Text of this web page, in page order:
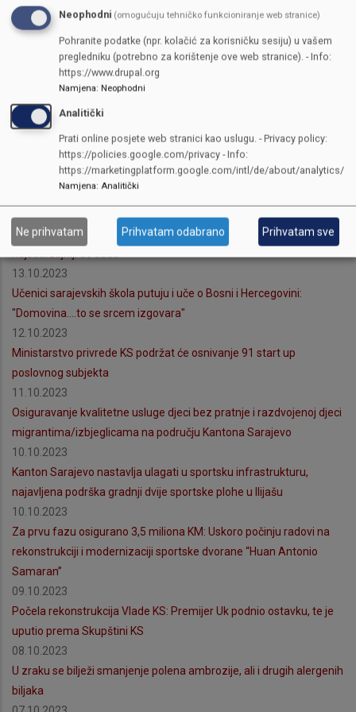
17.10.2023
Iz resornog kantonalnog ministarstva podsjećaju operatore na
obavezu mjerenja emisija iz postrojenja za sagorijevanje
16.10.2023
Za nastavnike Historije: Održana stručna edukacija o temi "Kako
poučavati o ratu 1992-1995. godine koristeći usmenu historiju"
16.10.2023
Ministarstvo za odgoj i obrazovanje KS o problemu u OŠ "Skender
Kulenović": Vrlo osjetljivo pitanje se mora rješavati na nivou
stručne zajednice
13.10.2023
U Skenderiji 02. novembra počinje Sajam bh. privrede,
najsadržajniji do sada
13.10.2023
Učenici sarajevskih škola putuju i uče o Bosni i Hercegovini:
"Domovina....to se srcem izgovara"
12.10.2023
Ministarstvo privrede KS podržat će osnivanje 91 start up
poslovnog subjekta
11.10.2023
Osiguravanje kvalitetne usluge djeci bez pratnje i razdvojenoj djeci
migrantima/izbjeglicama na području Kantona Sarajevo
10.10.2023
Kanton Sarajevo nastavlja ulagati u sportsku infrastrukturu,
najavljena podrška gradnji dvije sportske plohe u Ilijašu
10.10.2023
Za prvu fazu osigurano 3,5 miliona KM: Uskoro počinju radovi na
rekonstrukciji i modernizaciji sportske dvorane “Huan Antonio
Samaran”
09.10.2023
Počela rekonstrukcija Vlade KS: Premijer Uk podnio ostavku, te je
uputio prema Skupštini KS
08.10.2023
U zraku se bilježi smanjenje polena ambrozije, ali i drugih alergenih
biljaka
Neophodni (omogućuju tehničko funkcioniranje web stranice)
Pohranite podatke (npr. kolačić za korisničku sesiju) u vašem
pregledniku (potrebno za korištenje ove web stranice). - Info:
https://www.drupal.org
Namjena: Neophodni
Analitički
Prati online posjete web stranici kao uslugu. - Privacy policy:
https://policies.google.com/privacy - Info:
https://marketingplatform.google.com/intl/de/about/analytics/
Namjena: Analitički
Ne prihvatam Prihvatam odabrano Prihvatam sve